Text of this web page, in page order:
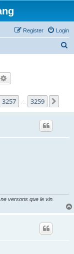
Login
Register
3257 3259
versons que le vin.